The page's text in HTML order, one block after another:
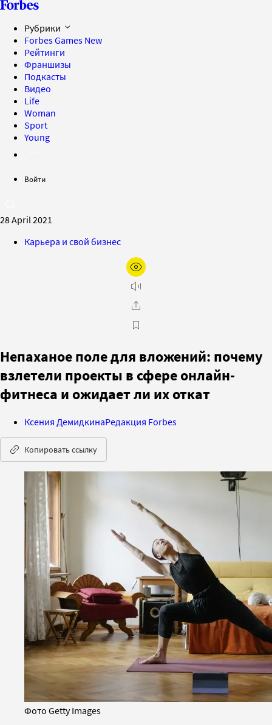
Рубрики
Forbes Games New
Рейтинги
Франшизы
Подкасты
Видео
Life
Woman
Sport
Young
Войти
28 April 2021
Карьера и свой бизнес
Непаханое поле для вложений: почему
взлетели проекты в сфере онлайн-
фитнеса и ожидает ли их откат
Ксения ДемидкинаРедакция Forbes
Копировать ссылку
Фото Getty Images